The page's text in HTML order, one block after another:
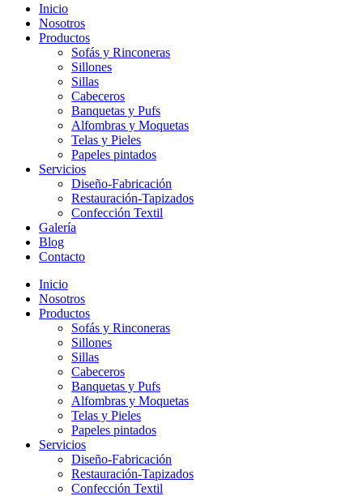
Inicio
Nosotros
Productos
Sofás y Rinconeras
Sillones
Sillas
Cabeceros
Banquetas y Pufs
Alfombras y Moquetas
Telas y Pieles
Papeles pintados
Servicios
Diseño-Fabricación
Restauración-Tapizados
Confección Textil
Galería
Blog
Contacto
Inicio
Nosotros
Productos
Sofás y Rinconeras
Sillones
Sillas
Cabeceros
Banquetas y Pufs
Alfombras y Moquetas
Telas y Pieles
Papeles pintados
Servicios
Diseño-Fabricación
Restauración-Tapizados
Confección Textil